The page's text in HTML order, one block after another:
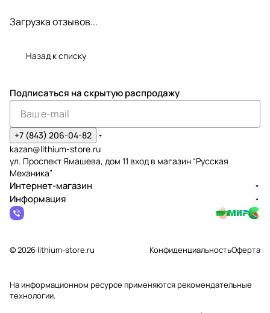
Загрузка отзывов...
Назад к списку
Подписаться на скрытую распродажу
+7 (843) 206-04-82
kazan@lithium-store.ru
ул. Проспект Ямашева, дом 11 вход в магазин “Русская
Механика”
Интернет-магазин
Информация
© 2026 lithium-store.ru КонфиденциальностьОферта
На информационном ресурсе применяютсярекомендательные
технологии.